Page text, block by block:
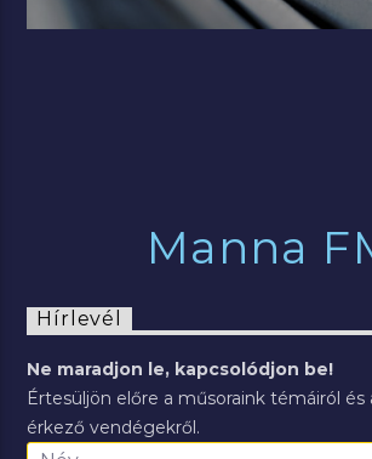
Manna
Hírlevél
Ne maradjon le, kapcsolódjon be!
Értesüljön előre a műsoraink témáiról és
érkező vendégekről.